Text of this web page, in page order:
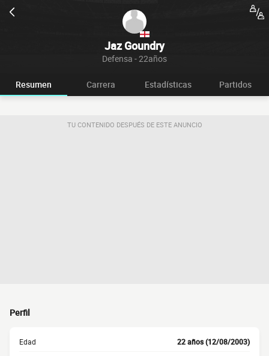
Jaz Goundry
Defensa - 22años
Resumen Carrera Estadísticas Partidos
TU CONTENIDO DESPUÉS DE ESTE ANUNCIO
Perfil
Edad 22 años (12/08/2003)